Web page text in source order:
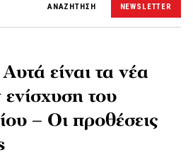
ΑΝΑΖΗΤΗΣΗ NEWSLETTER
είναι τα νέα
ενίσχυση του
– Οι προθέσεις